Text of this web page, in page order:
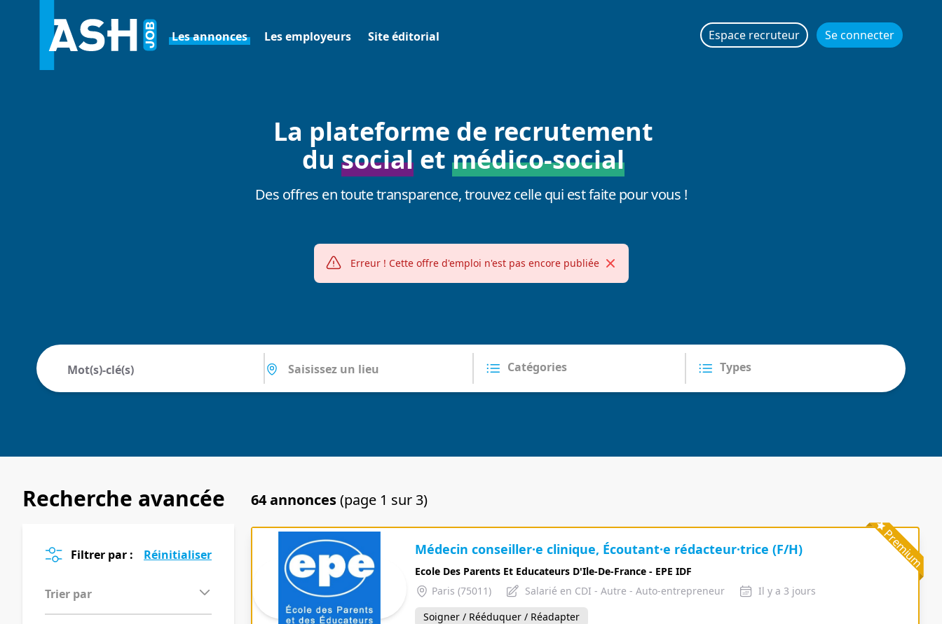
Les annonces Les employeurs Site éditorial Espace recruteur Se connecter
La plateforme de recrutement
du socialet médico-social
Des offres en toute transparence, trouvez celle qui est faite pour vous !
Alerte erreur
Erreur ! Cette offre d'emploi n'est pas encore publiée Fermer
Recherche avancée
Filtrer par :
Trier par
64 annonces(page 1 sur 3)
Premium
Médecin conseiller·e clinique, Écoutant·e rédacteur·trice (F/H)
Ecole Des Parents Et Educateurs D'Ile-De-France - EPE IDF
Paris (75011)
Salarié en CDI - Autre - Auto-entrepreneur
Il y a 3 jours
Soigner / Rééduquer / Réadapter